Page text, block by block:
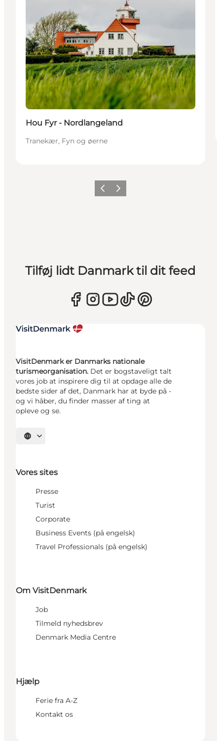
Hou Fyr - Nordlangeland
Tranekær, Fyn og øerne
ForrigeNæste
Tilføj lidt Danmark til dit feed
VisitDenmark er Danmarks nationale
turismeorganisation. Det er bogstaveligt talt
vores job at inspirere dig til at opdage alle de
bedste sider af det, Danmark har at byde på -
og vi håber, du finder masser af ting at
opleve og se.
Vælg sprog
Vores sites
Presse
Turist
Corporate
Business Events (på engelsk)
Travel Professionals (på engelsk)
Om VisitDenmark
Job
Tilmeld nyhedsbrev
Denmark Media Centre
Hjælp
Ferie fra A-Z
Kontakt os